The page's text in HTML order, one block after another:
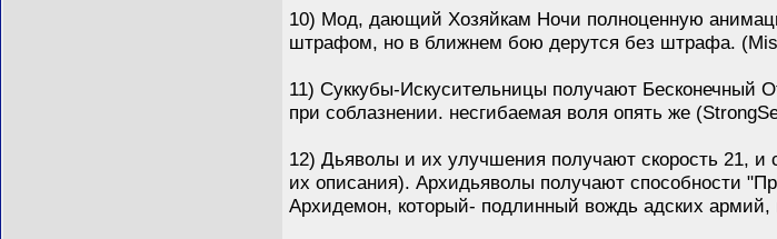
10) Мод, дающий Хозяйкам Ночи полноценную
штрафом, но в ближнем бою дерутся без штрафа.
11) Суккубы-Искусительницы получают Бесконечный
при соблазнении. несгибаемая воля опять же
12) Дьяволы и их улучшения получают скорость 21, и
их описания). Архидьяволы получают способности
Архидемон, который- подлинный вождь адских